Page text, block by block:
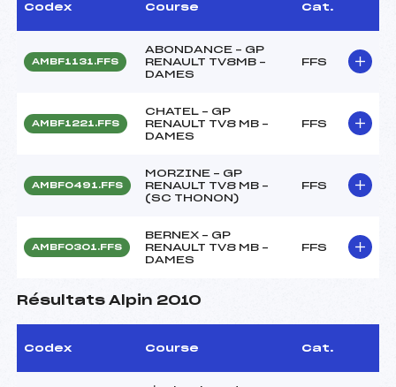
Codex Course Cat.
AMBF1131.FFS
ABONDANCE – GP
RENAULT TV8MB –
DAMES
FFS
AMBF1221.FFS
CHATEL – GP
RENAULT TV8 MB –
DAMES
FFS
AMBF0491.FFS
MORZINE – GP
RENAULT TV8 MB –
(SC THONON)
FFS
AMBF0301.FFS
BERNEX – GP
RENAULT TV8 MB –
DAMES
FFS
Résultats Alpin 2010
Codex Course Cat.